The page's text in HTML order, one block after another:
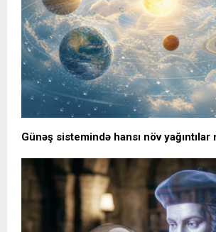
Günəş sistemində hansı növ